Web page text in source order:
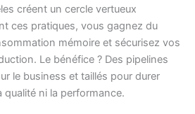
créent un cercle vertueux
ces pratiques, vous gagnez du
mémoire et sécurisez vos
Le bénéfice ? Des pipelines
le business et taillés pour durer
ni la performance.